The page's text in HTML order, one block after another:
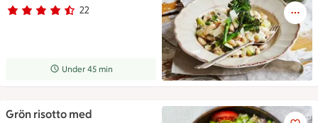
Betyg 4.4 av 5. 22
22 personer har röstat
Receptet tar Under 45 min att tillaga
Under 45 min
Grön risotto med
Grön risotto med tomatsallad